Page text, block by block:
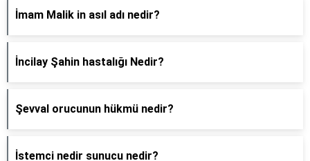
İmam Malik in asıl adı nedir?
İncilay Şahin hastalığı Nedir?
Şevval orucunun hükmü nedir?
İstemci nedir sunucu nedir?